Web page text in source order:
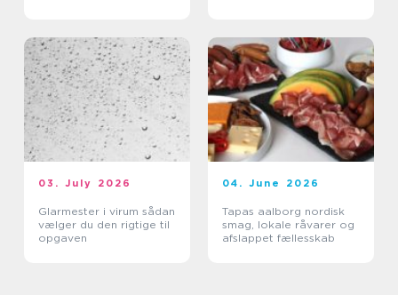
03. July 2026
Glarmester i virum sådan
vælger du den rigtige til
opgaven
04. June 2026
Tapas aalborg nordisk
smag, lokale råvarer og
afslappet fællesskab